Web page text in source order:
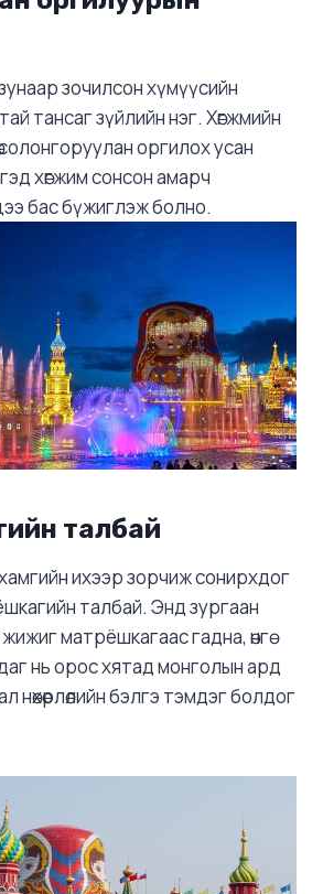
зочилсон хүмүүсийн
тансаг зүйлийн нэг. Хөгжмийн
солонгоруулан оргилох усан
хөгжим сонсон амарч
бас бүжиглэж болно.
талбай
ихээр зорчиж сонирхдог
талбай. Энд зургаан
матрёшкагаас гадна, өнгө
нь орос хятад монголын ард
нөхөрлөлийн бэлгэ тэмдэг болдог